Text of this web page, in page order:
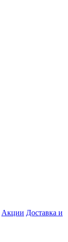
Акции Доставка и